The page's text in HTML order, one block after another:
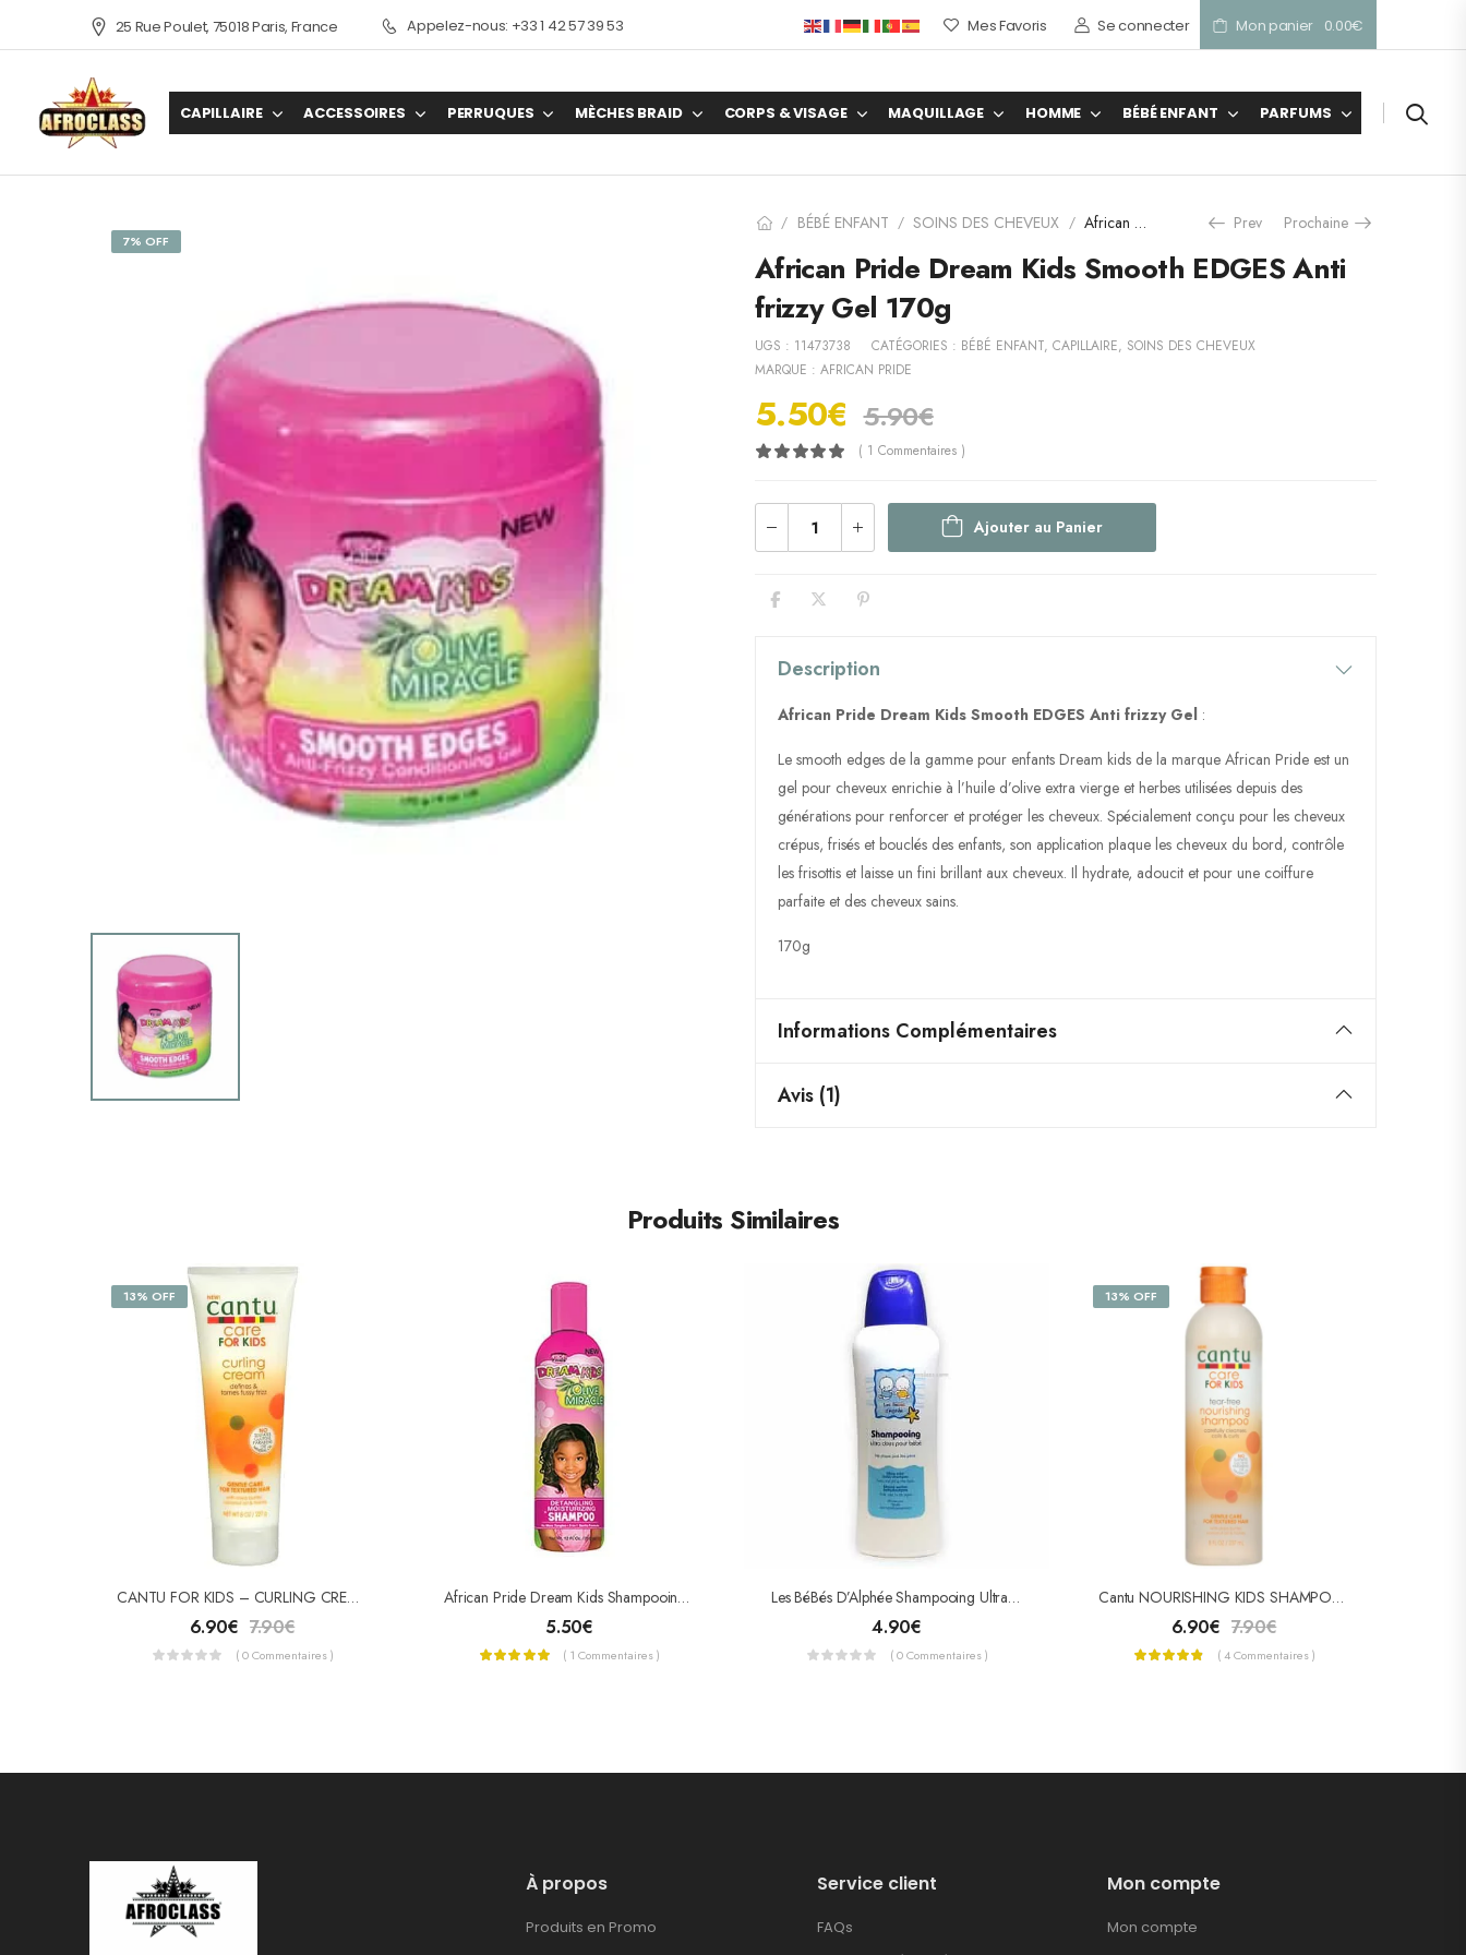
25 Rue Poulet, 75018 Paris, France Appelez-nous: +33 1 42 57 39 53 Mes Favoris Se connecter Mon panier 0.00€
CAPILLAIRE ACCESSOIRES PERRUQUES MÈCHES BRAID CORPS & VISAGE MAQUILLAGE HOMME BÉBÉ ENFANT PARFUMS
7% OFF
/ BÉBÉ ENFANT / SOINS DES CHEVEUX / African Pride Dream Kids Smooth EDGES Anti frizzy Gel 170g Prev Prochaine
African Pride Dream Kids Smooth EDGES Anti
frizzy Gel 170g
UGS : 11473738 CATÉGORIES : BÉBÉ ENFANT, CAPILLAIRE, SOINS DES CHEVEUX
MARQUE : AFRICAN PRIDE
5.50€ 5.90€
( 1 Commentaires )
Ajouter au Panier
Description
African Pride Dream Kids Smooth EDGES Anti frizzy Gel :
Le smooth edges de la gamme pour enfants Dream kids de la marque African Pride est un
gel pour cheveux enrichie à l’huile d’olive extra vierge et herbes utilisées depuis des
générations pour renforcer et protéger les cheveux. Spécialement conçu pour les cheveux
crépus, frisés et bouclés des enfants, son application plaque les cheveux du bord, contrôle
les frisottis et laisse un fini brillant aux cheveux. Il hydrate, adoucit et pour une coiffure
parfaite et des cheveux sains.
170g
Informations Complémentaires
Avis (1)
Produits Similaires
13% OFF
CANTU FOR KIDS – CURLING CREAM
6.90€ 7.90€
( 0 Commentaires )
African Pride Dream Kids Shampooing Démêlant Et Hydratant
5.50€
( 1 Commentaires )
Les BéBés D’Alphée Shampooing Ultra Doux Pour Bébé 400ml
4.90€
( 0 Commentaires )
13% OFF
Cantu NOURISHING KIDS SHAMPOO ( SHAMPOOING NOURRISSANT KARITE COCO MIEL )
6.90€ 7.90€
( 4 Commentaires )
À propos
Produits en Promo
Service client
FAQs
Mon compte
Mon compte